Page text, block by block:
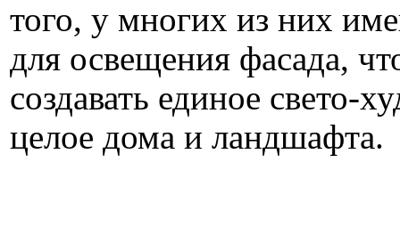
того, у многих из них
для освещения фасада,
создавать единое свето-
целое дома и ландшафта.